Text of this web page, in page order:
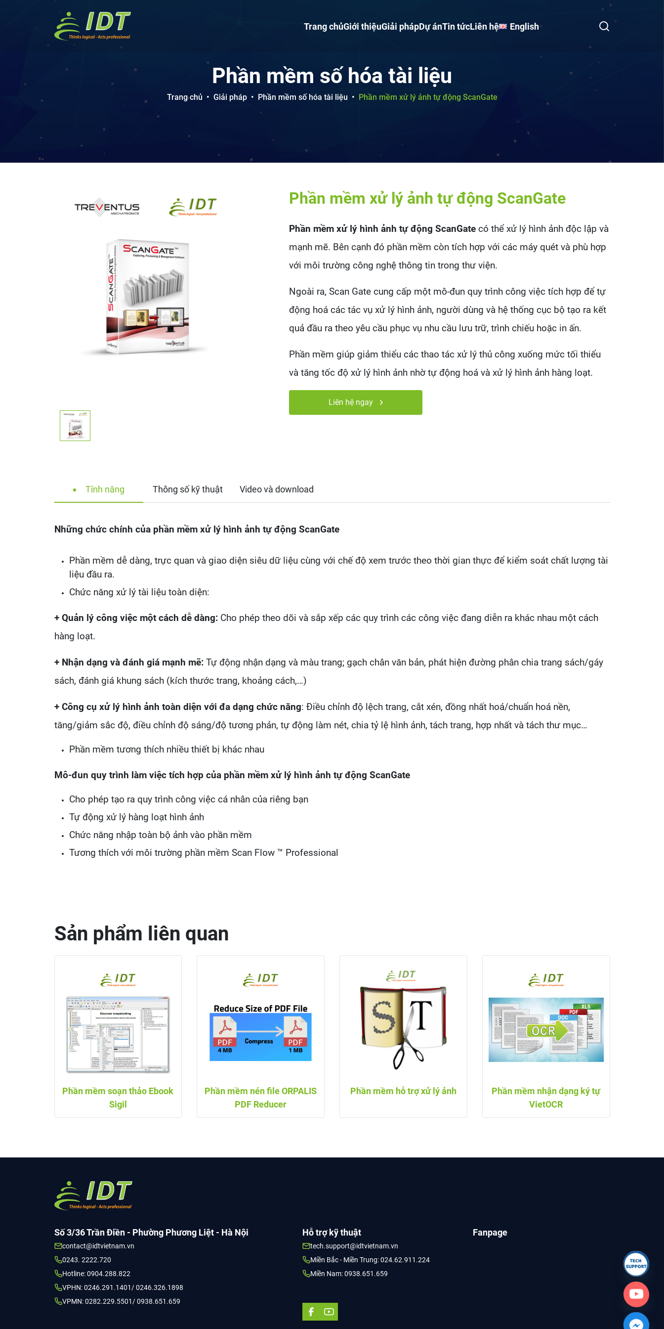
Trang chủGiới thiệuGiải phápDự ánTin tứcLiên hệ English
Phần mềm số hóa tài liệu
Trang chủ • Giải pháp • Phần mềm số hóa tài liệu • Phần mềm xử lý ảnh tự động ScanGate
Phần mềm xử lý ảnh tự động ScanGate
Phần mềm xử lý hình ảnh tự động ScanGatecó thể xử lý hình ảnh độc lập và
mạnh mẽ. Bên cạnh đó phần mềm còn tích hợp với các máy quét và phù hợp
với môi trường công nghệ thông tin trong thư viện.
Ngoài ra, Scan Gate cung cấp một mô-đun quy trình công việc tích hợp để tự
động hoá các tác vụ xử lý hình ảnh, người dùng và hệ thống cục bộ tạo ra kết
quả đầu ra theo yêu cầu phục vụ nhu cầu lưu trữ, trình chiếu hoặc in ấn.
Phần mềm giúp giảm thiểu các thao tác xử lý thủ công xuống mức tối thiểu
và tăng tốc độ xử lý hình ảnh nhờ tự động hoá và xử lý hình ảnh hàng loạt.
Liên hệ ngay
Tính năng Thông số kỹ thuật Video và download
Những chức chính của phần mềm xử lý hình ảnh tự động ScanGate
Phần mềm dễ dàng, trực quan và giao diện siêu dữ liệu cùng với chế độ xem trước theo thời gian thực để kiểm soát chất lượng tài
liệu đầu ra.
Chức năng xử lý tài liệu toàn diện:
+ Quản lý công việc một cách dễ dàng: Cho phép theo dõi và sắp xếp các quy trình các công việc đang diễn ra khác nhau một cách
hàng loạt.
+ Nhận dạng và đánh giá mạnh mẽ:Tự động nhận dạng và màu trang; gạch chân văn bản, phát hiện đường phân chia trang sách/gáy
sách, đánh giá khung sách (kích thước trang, khoảng cách,…)
+ Công cụ xử lý hình ảnh toàn diện với đa dạng chức năng: Điều chỉnh độ lệch trang, cắt xén, đồng nhất hoá/chuẩn hoá nền,
tăng/giảm sắc độ, điều chỉnh độ sáng/độ tương phản, tự động làm nét, chia tỷ lệ hình ảnh, tách trang, hợp nhất và tách thư mục…
Phần mềm tương thích nhiều thiết bị khác nhau
Mô-đun quy trình làm việc tích hợp của phần mềm xử lý hình ảnh tự động ScanGate
Cho phép tạo ra quy trình công việc cá nhân của riêng bạn
Tự động xử lý hàng loạt hình ảnh
Chức năng nhập toàn bộ ảnh vào phần mềm
Tương thích với môi trường phần mềm Scan Flow ™ Professional
Sản phẩm liên quan
Phần mềm soạn thảo Ebook
Sigil
Phần mềm nén file ORPALIS
PDF Reducer
Phần mềm hỗ trợ xử lý ảnh
Phần mềm nhận dạng ký tự
VietOCR
Số 3/36 Trần Điền - Phường Phương Liệt - Hà Nội
contact@idtvietnam.vn
0243. 2222.720
Hotline: 0904.288.822
VPHN: 0246.291.1401/ 0246.326.1898
VPMN: 0282.229.5501/ 0938.651.659
Hỗ trợ kỹ thuật
tech.support@idtvietnam.vn
Miền Bắc - Miền Trung: 024.62.911.224
Miền Nam: 0938.651.659
Fanpage